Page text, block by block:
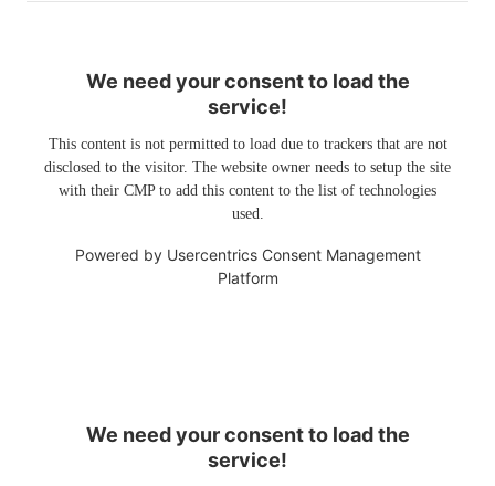
We need your consent to load the
service!
This content is not permitted to load due to trackers that are not
disclosed to the visitor. The website owner needs to setup the site
with their CMP to add this content to the list of technologies
used.
Powered by Usercentrics Consent Management
Platform
We need your consent to load the
service!